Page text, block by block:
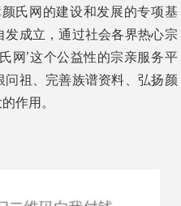
氏网的建设和发展的专项基
成立，通过社会各界热心宗
网’这个公益性的宗亲服务平
祖、完善族谱资料、弘扬颜
作用。